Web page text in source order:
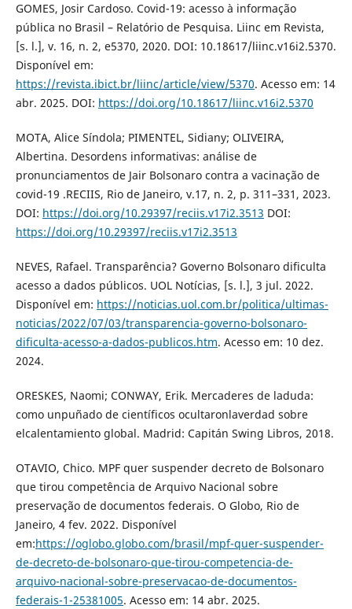
GOMES, Josir Cardoso. Covid-19: acesso à informação
pública no Brasil – Relatório de Pesquisa. Liinc em Revista,
[s. l.], v. 16, n. 2, e5370, 2020. DOI: 10.18617/liinc.v16i2.5370.
Disponível em:
https://revista.ibict.br/liinc/article/view/5370. Acesso em: 14
abr. 2025. DOI: https://doi.org/10.18617/liinc.v16i2.5370
MOTA, Alice Síndola; PIMENTEL, Sidiany; OLIVEIRA,
Albertina. Desordens informativas: análise de
pronunciamentos de Jair Bolsonaro contra a vacinação de
covid-19 .RECIIS, Rio de Janeiro, v.17, n. 2, p. 311–331, 2023.
DOI: https://doi.org/10.29397/reciis.v17i2.3513 DOI:
https://doi.org/10.29397/reciis.v17i2.3513
NEVES, Rafael. Transparência? Governo Bolsonaro dificulta
acesso a dados públicos. UOL Notícias, [s. l.], 3 jul. 2022.
Disponível em: https://noticias.uol.com.br/politica/ultimas-
noticias/2022/07/03/transparencia-governo-bolsonaro-
dificulta-acesso-a-dados-publicos.htm. Acesso em: 10 dez.
2024.
ORESKES, Naomi; CONWAY, Erik. Mercaderes de laduda:
como unpuñado de científicos ocultaronlaverdad sobre
elcalentamiento global. Madrid: Capitán Swing Libros, 2018.
OTAVIO, Chico. MPF quer suspender decreto de Bolsonaro
que tirou competência de Arquivo Nacional sobre
preservação de documentos federais. O Globo, Rio de
Janeiro, 4 fev. 2022. Disponível
em:https://oglobo.globo.com/brasil/mpf-quer-suspender-
de-decreto-de-bolsonaro-que-tirou-competencia-de-
arquivo-nacional-sobre-preservacao-de-documentos-
federais-1-25381005. Acesso em: 14 abr. 2025.